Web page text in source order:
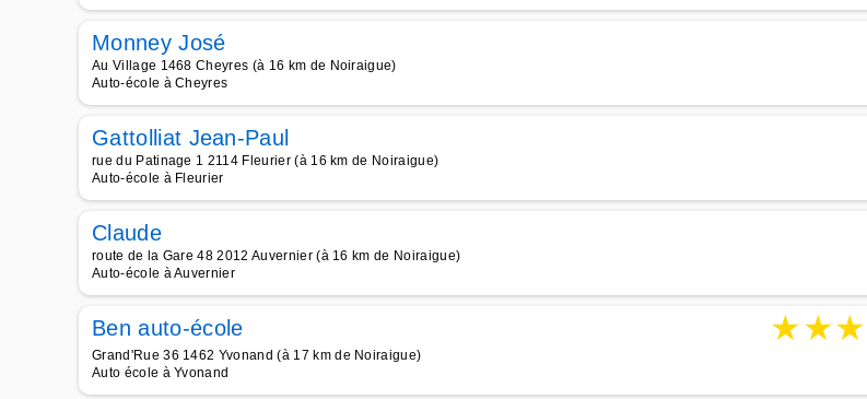
Monney José
Au Village 1468 Cheyres (à 16 km de Noiraigue)
Auto-école à Cheyres
Gattolliat Jean-Paul
rue du Patinage 1 2114 Fleurier (à 16 km de Noiraigue)
Auto-école à Fleurier
Claude
route de la Gare 48 2012 Auvernier (à 16 km de Noiraigue)
Auto-école à Auvernier
Ben auto-école ★★★
Grand'Rue 36 1462 Yvonand (à 17 km de Noiraigue)
Auto école à Yvonand